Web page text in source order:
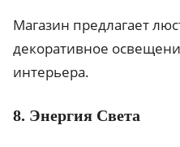
Магазин предлагает
декоративное
интерьера.
8. Энергия Света